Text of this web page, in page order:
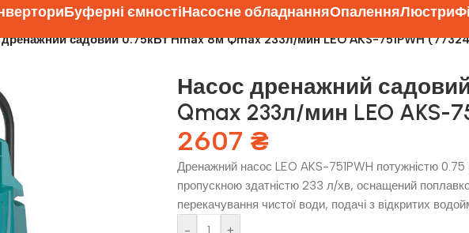
Буферні ємностіНасосне обладнанняОпаленняЛюстри
садовий 0.75кВт Hmax 8м Qmax 233л/мин LEO AKS-751PWH
Насос дренажний
Qmax 233л/мин LEO AKS-
2607 ₴
Дренажний насос LEO AKS-751PWH потужністю
пропускною здатністю 233 л/хв, оснащений
перекачування чистої води, подачі з відкритих